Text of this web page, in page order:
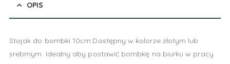
OPIS
Stojak do bombki 10cm.Dostępny w kolorze złotym lub
srebrnym. Idealny aby postawić bombkę na biurku w pracy